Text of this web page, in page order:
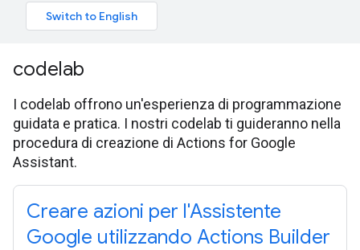
codelab
I codelab offrono un'esperienza di programmazione
guidata e pratica. I nostri codelab ti guideranno nella
procedura di creazione di Actions for Google
Assistant.
Creare azioni per l'Assistente
Google utilizzando Actions Builder